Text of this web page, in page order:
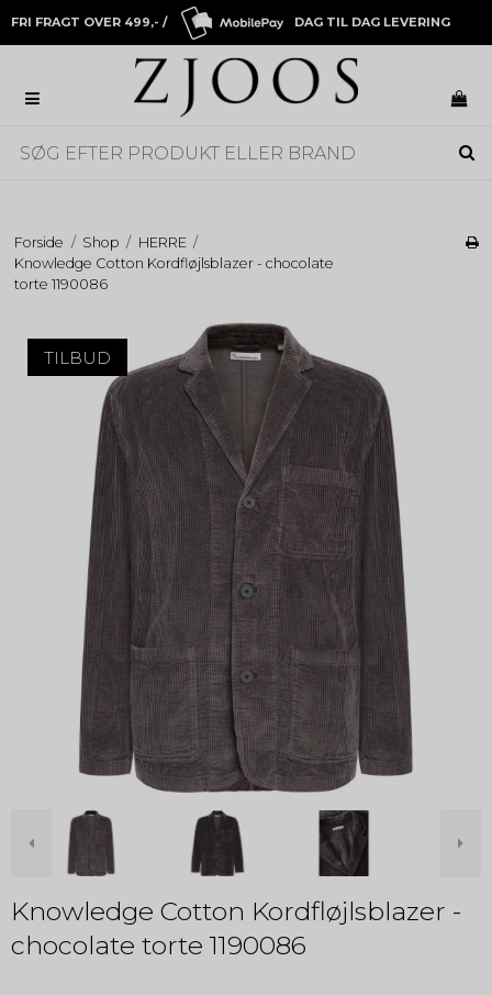
FRI FRAGT OVER 499,- / DAG TIL DAG LEVERING
Forside / Shop / HERRE /
Knowledge Cotton Kordfløjlsblazer - chocolate
torte 1190086
TILBUD
Knowledge Cotton Kordfløjlsblazer -
chocolate torte 1190086